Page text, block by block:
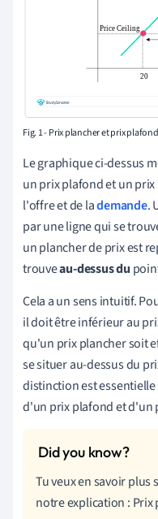
Fig. 1 - Prix plancher et prix
Le graphique ci-dessus
un prix plafond et un
l'offre et de lademande.
par une ligne qui se
un plancher de prix est
trouveau-dessus du
Cela a un sens intuitif.
il doit être inférieur au
qu'un prix plancher soit
se situer au-dessus du
distinction est
d'un prix plafond et d'un
Tu veux en savoir plus
notre explication : Prix